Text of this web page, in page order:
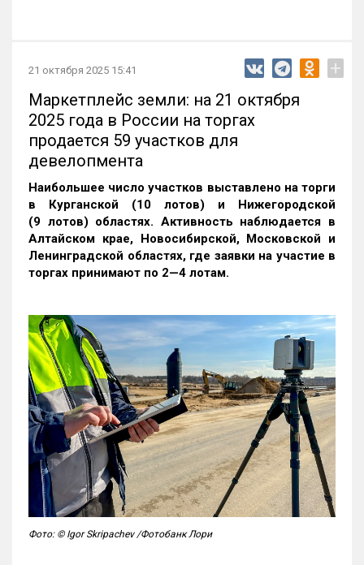
21 октября 2025 15:41 +
Маркетплейс земли: на 21 октября
2025 года в России на торгах
продается 59 участков для
девелопмента
Наибольшее число участков выставлено на торги
в Курганской (10 лотов) и Нижегородской
(9 лотов) областях. Активность наблюдается в
Алтайском крае, Новосибирской, Московской и
Ленинградской областях, где заявки на участие в
торгах принимают по 2—4 лотам.
Фото: © Igor Skripachev /Фотобанк Лори